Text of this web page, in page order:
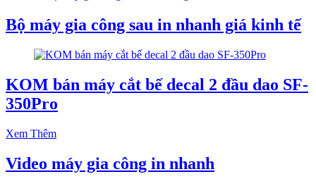
Bộ máy gia công sau in nhanh giá kinh tế
KOM bán máy cắt bế decal 2 đầu dao SF-
350Pro
Xem Thêm
Video máy gia công in nhanh